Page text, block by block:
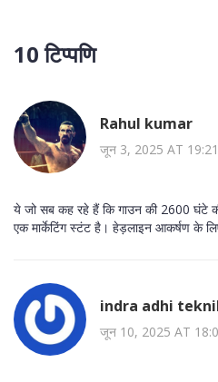
10 टिप्पणि
Rahul kumar
जून 3, 2025 AT 19:21
ये जो सब कह रहे हैं कि गाउन की 2600
एक मार्केटिंग स्टंट है। हेड़लाइन आकर्षण के
indra adhi
जून 10, 2025 AT